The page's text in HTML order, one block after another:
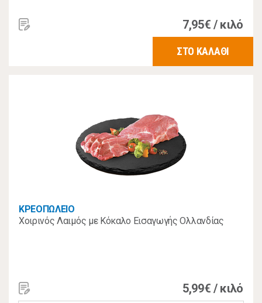
7,95€ / κιλό
ΣΤΟ ΚΑΛΑΘΙ
ΚΡΕΟΠΩΛΕΙΟ
Χοιρινός Λαιμός με Κόκαλο Εισαγωγής Ολλανδίας
5,99€ / κιλό